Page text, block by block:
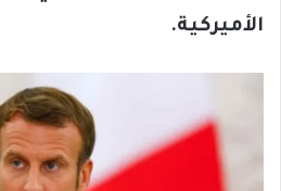
الأميركية.